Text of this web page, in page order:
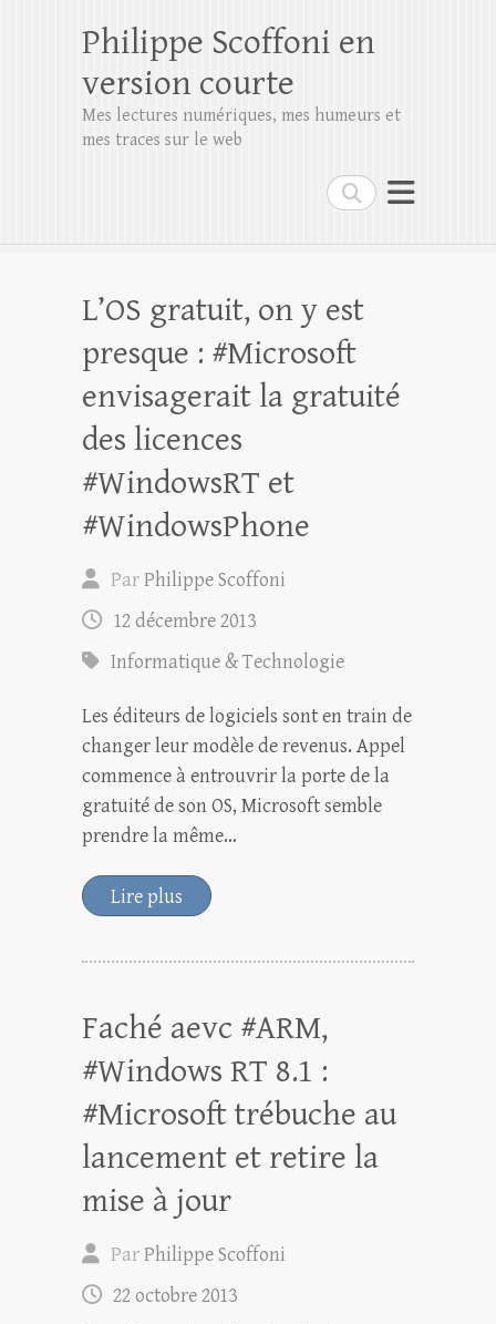
Rechercher
Philippe Scoffoni en
version courte
Mes lectures numériques, mes humeurs et
mes traces sur le web
L’OS gratuit, on y est
presque : #Microsoft
envisagerait la gratuité
des licences
#WindowsRT et
#WindowsPhone
ParPhilippe Scoffoni
12 décembre 2013
Informatique & Technologie
Les éditeurs de logiciels sont en train de
changer leur modèle de revenus. Appel
commence à entrouvrir la porte de la
gratuité de son OS, Microsoft semble
prendre la même…
Lire plus
Faché aevc #ARM,
#Windows RT 8.1 :
#Microsoft trébuche au
lancement et retire la
mise à jour
ParPhilippe Scoffoni
22 octobre 2013